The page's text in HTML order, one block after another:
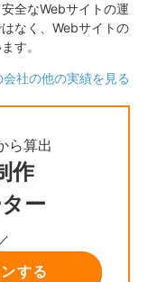
全なWebサイトの運
なく、Webサイトの
す。
会社の他の実績を見る
ら算出
作
ー
する